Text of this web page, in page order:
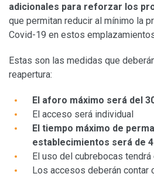
adicionales para reforzar los
que permitan reducir al mínimo la
Covid-19 en estos
Estas son las medidas que
reapertura:
El aforo máximo será del
El acceso será individual
El tiempo máximo de
establecimientos será de
El uso del cubrebocas
Los accesos deberán contar